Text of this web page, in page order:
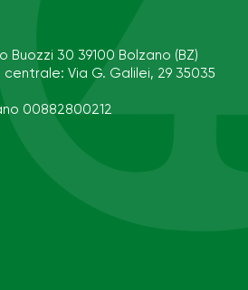
Buozzi 30 39100 Bolzano (BZ)
Via G. Galilei, 29 35035
00882800212